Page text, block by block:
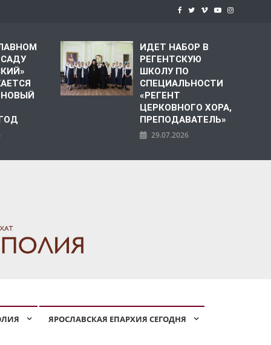
НОВЫЙ
ИДЕТ НАБОР В
РЕГЕНТСКУЮ
ШКОЛУ ПО
СПЕЦИАЛЬНОСТИ
«РЕГЕНТ
ЦЕРКОВНОГО ХОРА,
ПРЕПОДАВАТЕЛЬ»
29.07.2026
ЯРОСЛАВСКАЯ ЕПАРХИЯ СЕГОДНЯ